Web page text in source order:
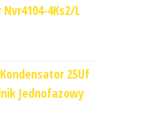
4Ks2/L
25Uf
Jednofazowy